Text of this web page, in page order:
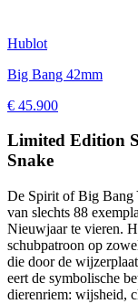
Hublot
Big Bang 42mm
€ 45.900
Limited Edition
Snake
De Spirit of Big Bang
van slechts 88
Nieuwjaar te vieren.
schubpatroon op
die door de
eert de symbolische
dierenriem: wijsheid,